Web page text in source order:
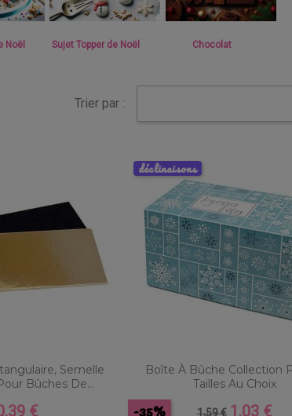
Noël Sujet Topper de Noël Chocolat
Trier par :
Semelle
Bûches De...
€
Boîte À Bûche Collection
Tailles Au Choix
Prix
1,59 €
-35% Prix
1,03 €
déclinaisons